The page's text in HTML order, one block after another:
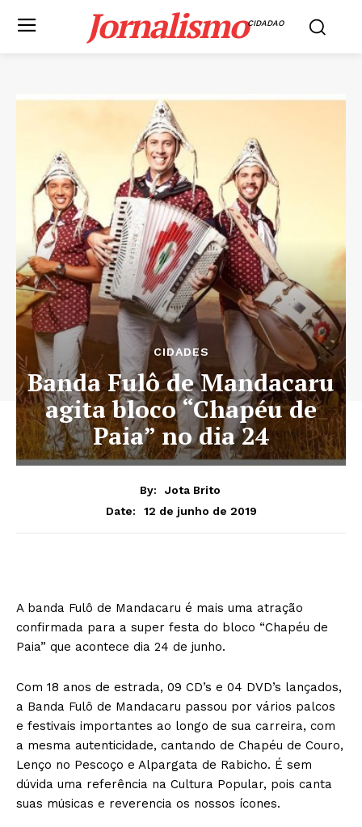
JornalismoCIDADAO
CIDADES
Banda Fulô de Mandacaru
agita bloco “Chapéu de
Paia” no dia 24
By:
Jota Brito
Date:
12 de junho de 2019
A banda Fulô de Mandacaru é mais uma atração
confirmada para a super festa do bloco “Chapéu de
Paia” que acontece dia 24 de junho.
Com 18 anos de estrada, 09 CD’s e 04 DVD’s lançados,
a Banda Fulô de Mandacaru passou por vários palcos
e festivais importantes ao longo de sua carreira, com
a mesma autenticidade, cantando de Chapéu de Couro,
Lenço no Pescoço e Alpargata de Rabicho. É sem
dúvida uma referência na Cultura Popular, pois canta
suas músicas e reverencia os nossos ícones.